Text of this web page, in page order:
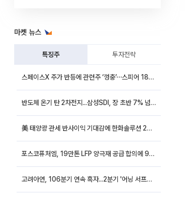
마켓 뉴스
특징주 투자전략
스페이스X 주가 반등에 관련주 ‘껑충’⋯스피어 18%ㆍ에이치브이엠 12%↑
반도체 온기 탄 2차전지...삼성SDI, 장 초반 7% 넘게 껑충
美 태양광 관세 반사이익 기대감에 한화솔루션 20%대·OCI홀딩스 14%대 급등
포스코퓨처엠, 19만톤 LFP 양극재 공급 합의에 9%대 강세
고려아연, 106분기 연속 흑자...2분기 '어닝 서프라이즈'에 장 초반 12%대 강세